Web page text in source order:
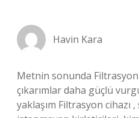
Havin Kara
Metnin sonunda
çıkarımlar daha güçlü
yaklaşım Filtrasyon cihazı